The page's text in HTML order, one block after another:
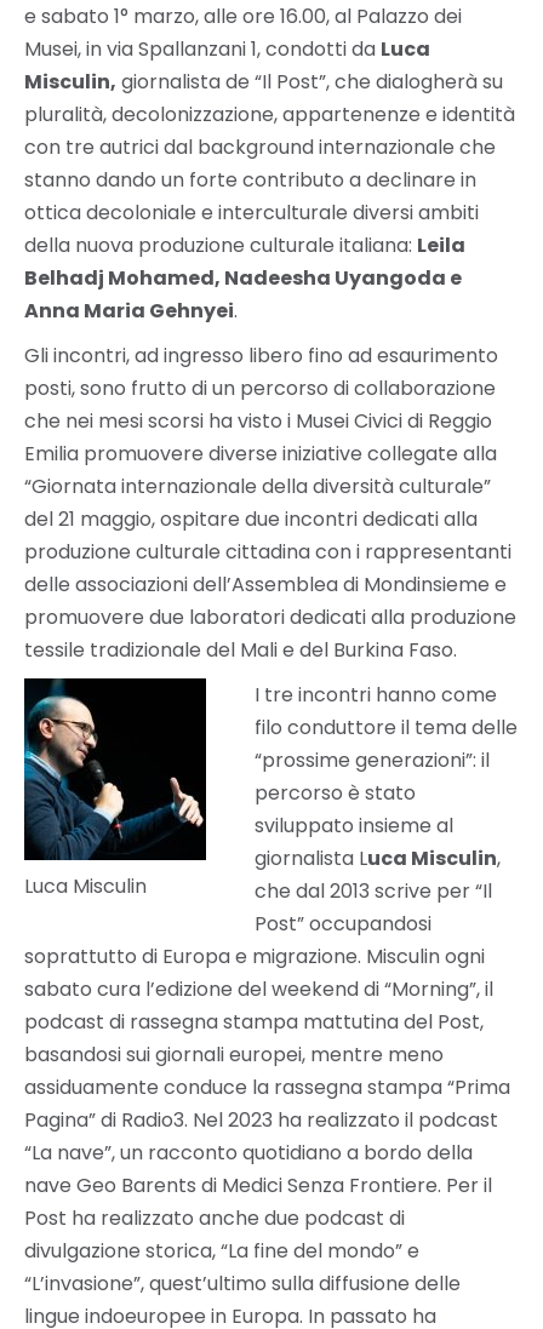
e sabato 1° marzo, alle ore 16.00,al Palazzo dei
Musei, in via Spallanzani 1,condotti da Luca
Misculin, giornalista de “Il Post”, che dialogherà su
pluralità, decolonizzazione, appartenenze e identità
con tre autrici dal background internazionale che
stanno dando un forte contributo a declinare in
ottica decoloniale e interculturale diversi ambiti
della nuova produzione culturale italiana: Leila
Belhadj Mohamed, Nadeesha Uyangoda e
Anna Maria Gehnyei.
Gli incontri, ad ingresso libero fino ad esaurimento
posti, sono frutto di un percorso di collaborazione
che nei mesi scorsi ha visto i Musei Civici di Reggio
Emilia promuovere diverse iniziative collegate alla
“Giornata internazionale della diversità culturale”
del 21 maggio, ospitare due incontri dedicati alla
produzione culturale cittadina con i rappresentanti
delle associazioni dell’Assemblea di Mondinsieme e
promuovere due laboratori dedicati alla produzione
tessile tradizionale del Mali e del Burkina Faso.
Luca Misculin
I tre incontri hanno come
filo conduttore il tema delle
“prossime generazioni”: il
percorso è stato
sviluppato insieme al
giornalista Luca Misculin,
che dal 2013 scrive per “Il
Post” occupandosi
soprattutto di Europa e migrazione. Misculin ogni
sabato cura l’edizione del weekend di “Morning”, il
podcast di rassegna stampa mattutina del Post,
basandosi sui giornali europei, mentre meno
assiduamente conduce la rassegna stampa “Prima
Pagina” di Radio3. Nel 2023 ha realizzato il podcast
“La nave”, un racconto quotidiano a bordo della
nave Geo Barents di Medici Senza Frontiere. Per il
Post ha realizzato anche due podcast di
divulgazione storica, “La fine del mondo” e
“L’invasione”, quest’ultimo sulla diffusione delle
lingue indoeuropee in Europa. In passato ha